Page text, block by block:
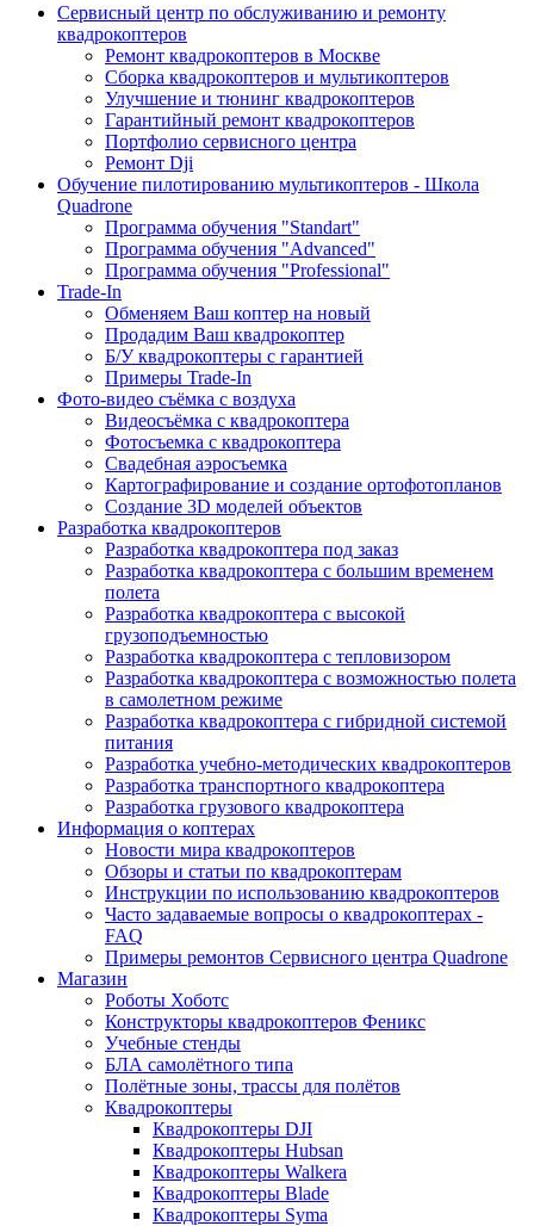
Сервисный центр по обслуживанию и ремонту
квадрокоптеров
Ремонт квадрокоптеров в Москве
Сборка квадрокоптеров и мультикоптеров
Улучшение и тюнинг квадрокоптеров
Гарантийный ремонт квадрокоптеров
Портфолио сервисного центра
Ремонт Dji
Обучение пилотированию мультикоптеров - Школа
Quadrone
Программа обучения "Standart"
Программа обучения "Advanced"
Программа обучения "Professional"
Trade-In
Обменяем Ваш коптер на новый
Продадим Ваш квадрокоптер
Б/У квадрокоптеры с гарантией
Примеры Trade-In
Фото-видео съёмка с воздуха
Видеосъёмка с квадрокоптера
Фотосъемка с квадрокоптера
Свадебная аэросъемка
Картографирование и создание ортофотопланов
Создание 3D моделей объектов
Разработка квадрокоптеров
Разработка квадрокоптера под заказ
Разработка квадрокоптера с большим временем
полета
Разработка квадрокоптера с высокой
грузоподъемностью
Разработка квадрокоптера с тепловизором
Разработка квадрокоптера с возможностью полета
в самолетном режиме
Разработка квадрокоптера с гибридной системой
питания
Разработка учебно-методических квадрокоптеров
Разработка транспортного квадрокоптера
Разработка грузового квадрокоптера
Информация о коптерах
Новости мира квадрокоптеров
Обзоры и статьи по квадрокоптерам
Инструкции по использованию квадрокоптеров
Часто задаваемые вопросы о квадрокоптерах -
FAQ
Примеры ремонтов Сервисного центра Quadrone
Магазин
Роботы Хоботс
Конструкторы квадрокоптеров Феникс
Учебные стенды
БЛА самолётного типа
Полётные зоны, трассы для полётов
Квадрокоптеры
Квадрокоптеры DJI
Квадрокоптеры Hubsan
Квадрокоптеры Walkera
Квадрокоптеры Blade
Квадрокоптеры Syma